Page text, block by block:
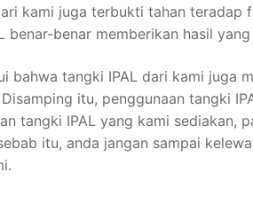
kami juga terbukti tahan
benar-benar memberikan hasil
bahwa tangki IPAL dari kami juga
itu, penggunaan tangki
tangki IPAL yang kami sediakan,
itu, anda jangan sampai